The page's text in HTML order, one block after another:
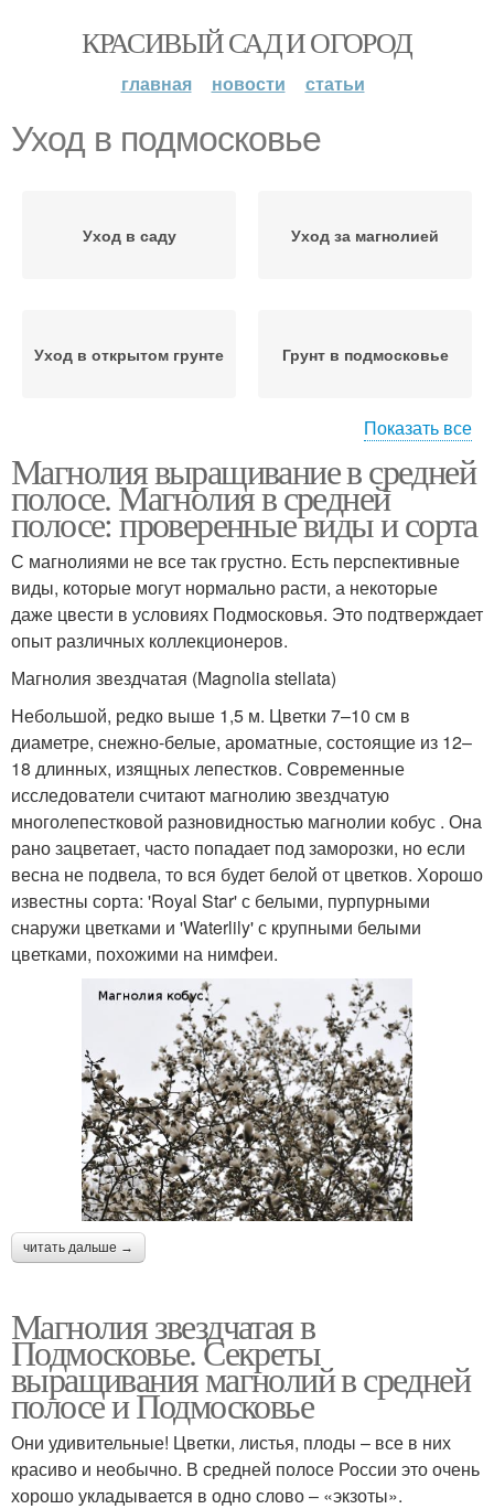
КРАСИВЫЙ САД И ОГОРОД
главная новости статьи
Уход в подмосковье
Уход в саду Уход за магнолией
Уход в открытом грунте Грунт в подмосковье
подмосковья
Сорта для подмосковья
Клубники для
подмосковья
Малины в подмосковье
Дюк для подмосковья
подмосковья
Уход за лимонником
Рододендроны в
подмосковье
Виды для подмосковья
Уход за листопадными
Уход за растением
Магнолия в
подмосковье
Выращивание в
подмосковье
Уход за пион
Показать все
Магнолия выращивание в средней
полосе. Магнолия в средней
полосе: проверенные виды и сорта
С магнолиями не все так грустно. Есть перспективные
виды, которые могут нормально расти, а некоторые
даже цвести в условиях Подмосковья. Это подтверждает
опыт различных коллекционеров.
Магнолия звездчатая (Magnolia stellata)
Небольшой, редко выше 1,5 м. Цветки 7–10 см в
диаметре, снежно-белые, ароматные, состоящие из 12–
18 длинных, изящных лепестков. Современные
исследователи считают магнолию звездчатую
многолепестковой разновидностью магнолии кобус . Она
рано зацветает, часто попадает под заморозки, но если
весна не подвела, то вся будет белой от цветков. Хорошо
известны сорта: 'Royal Star' с белыми, пурпурными
снаружи цветками и 'Waterlily' с крупными белыми
цветками, похожими на нимфеи.
читать дальше →
Магнолия звездчатая в
Подмосковье. Секреты
выращивания магнолий в средней
полосе и Подмосковье
Они удивительные! Цветки, листья, плоды – все в них
красиво и необычно. В средней полосе России это очень
хорошо укладывается в одно слово – «экзоты».